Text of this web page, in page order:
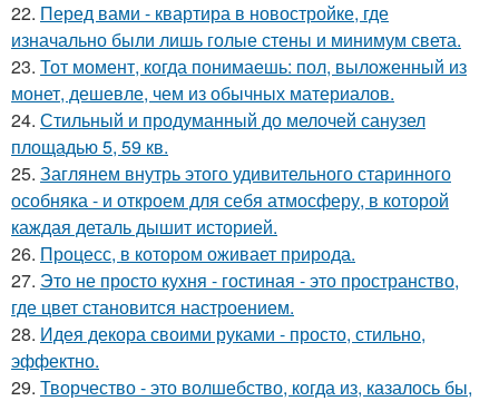
22. Перед вами - квартира в новостройке, где
изначально были лишь голые стены и минимум света.
23. Тот момент, когда понимаешь: пол, выложенный из
монет, дешевле, чем из обычных материалов.
24. Стильный и продуманный до мелочей санузел
площадью 5, 59 кв.
25. Заглянем внутрь этого удивительного старинного
особняка - и откроем для себя атмосферу, в которой
каждая деталь дышит историей.
26. Процесс, в котором оживает природа.
27. Это не просто кухня - гостиная - это пространство,
где цвет становится настроением.
28. Идея декора своими руками - просто, стильно,
эффектно.
29. Творчество - это волшебство, когда из, казалось бы,